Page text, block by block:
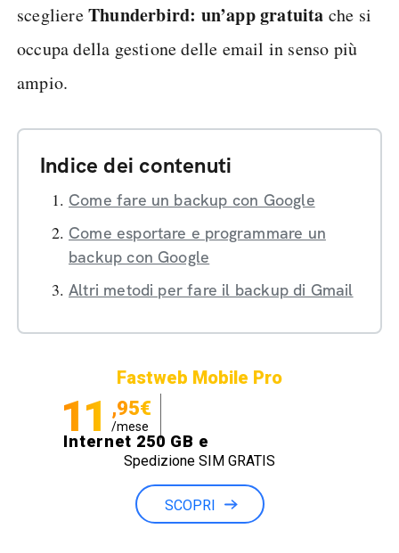
scegliereThunderbird: un’app gratuita che si
occupa della gestione delle email in senso più
ampio.
Indice dei contenuti
Come fare un backup con Google
Come esportare e programmare un
backup con Google
Altri metodi per fare il backup di Gmail
Fastweb Mobile Pro
11 ,95€
/mese
Internet 250 GB e
Minuti illimitati
Spedizione SIM GRATIS
SCOPRI